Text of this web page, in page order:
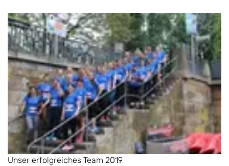
Unser erfolgreiches Team 2019